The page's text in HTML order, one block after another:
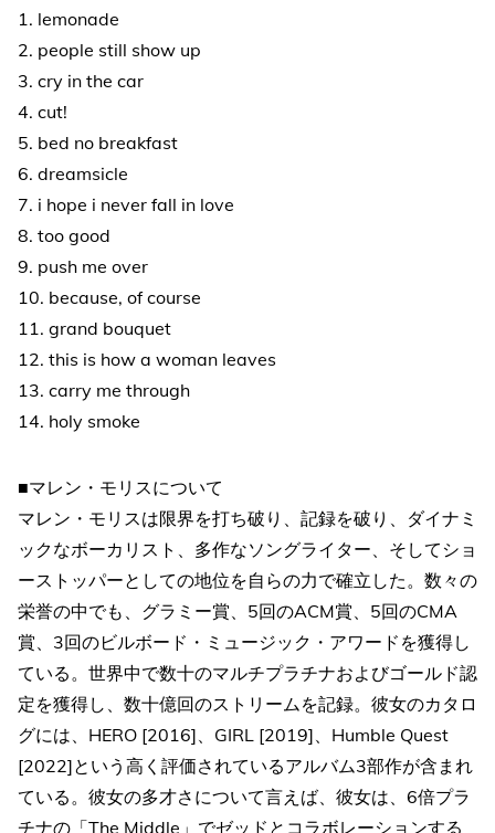
1. lemonade
2. people still show up
3. cry in the car
4. cut!
5. bed no breakfast
6. dreamsicle
7. i hope i never fall in love
8. too good
9. push me over
10. because, of course
11. grand bouquet
12. this is how a woman leaves
13. carry me through
14. holy smoke
■マレン・モリスについて
マレン・モリスは限界を打ち破り、記録を破り、ダイナミ
ックなボーカリスト、多作なソングライター、そしてショ
ーストッパーとしての地位を自らの力で確立した。数々の
栄誉の中でも、グラミー賞、5回のACM賞、5回のCMA
賞、3回のビルボード・ミュージック・アワードを獲得し
ている。世界中で数十のマルチプラチナおよびゴールド認
定を獲得し、数十億回のストリームを記録。彼女のカタロ
グには、HERO [2016]、GIRL [2019]、Humble Quest
[2022]という高く評価されているアルバム3部作が含まれ
ている。彼女の多才さについて言えば、彼女は、6倍プラ
チナの「The Middle」でゼッドとコラボレーションする